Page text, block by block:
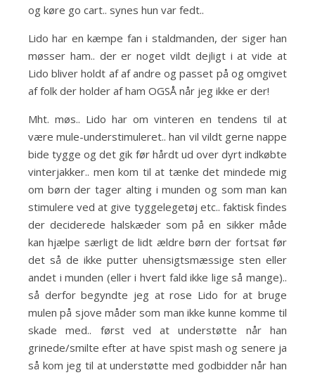
og køre go cart.. synes hun var fedt..
Lido har en kæmpe fan i staldmanden, der siger han
møsser ham.. der er noget vildt dejligt i at vide at
Lido bliver holdt af af andre og passet på og omgivet
af folk der holder af ham OGSÅ når jeg ikke er der!
Mht. møs.. Lido har om vinteren en tendens til at
være mule-understimuleret.. han vil vildt gerne nappe
bide tygge og det gik før hårdt ud over dyrt indkøbte
vinterjakker.. men kom til at tænke det mindede mig
om børn der tager alting i munden og som man kan
stimulere ved at give tyggelegetøj etc.. faktisk findes
der deciderede halskæder som på en sikker måde
kan hjælpe særligt de lidt ældre børn der fortsat før
det så de ikke putter uhensigtsmæssige sten eller
andet i munden (eller i hvert fald ikke lige så mange)..
så derfor begyndte jeg at rose Lido for at bruge
mulen på sjove måder som man ikke kunne komme til
skade med.. først ved at understøtte når han
grinede/smilte efter at have spist mash og senere ja
så kom jeg til at understøtte med godbidder når han